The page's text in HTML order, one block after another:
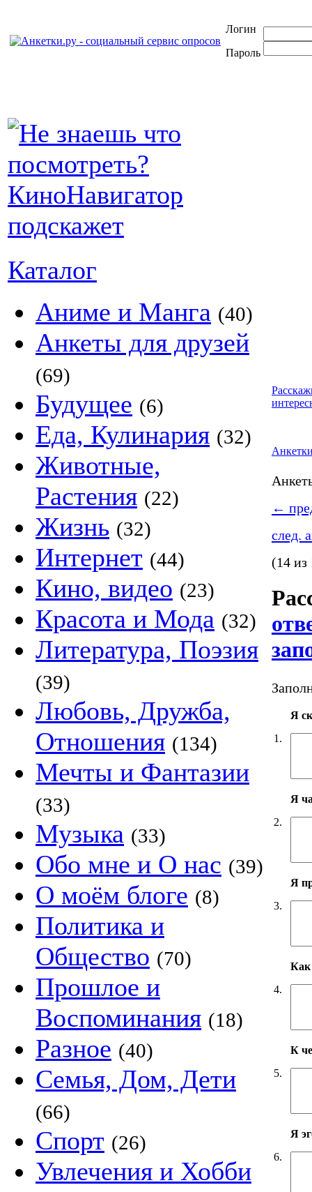
Логин
Пароль
Каталог
Аниме и Манга (40)
Анкеты для друзей
(69)
Будущее (6)
Еда, Кулинария (32)
Животные,
Растения (22)
Жизнь (32)
Интернет (44)
Кино, видео (23)
Красота и Мода (32)
Литература, Поэзия
(39)
Любовь, Дружба,
Отношения (134)
Мечты и Фантазии
(33)
Музыка (33)
Обо мне и О нас (39)
О моём блоге (8)
Политика и
Общество (70)
Прошлое и
Воспоминания (18)
Разное (40)
Семья, Дом, Дети
(66)
Спорт (26)
Увлечения и Хобби
←
след.
(14 из
1.
Я
2.
Я
3.
Я
4.
Как
5.
К
6.
Я